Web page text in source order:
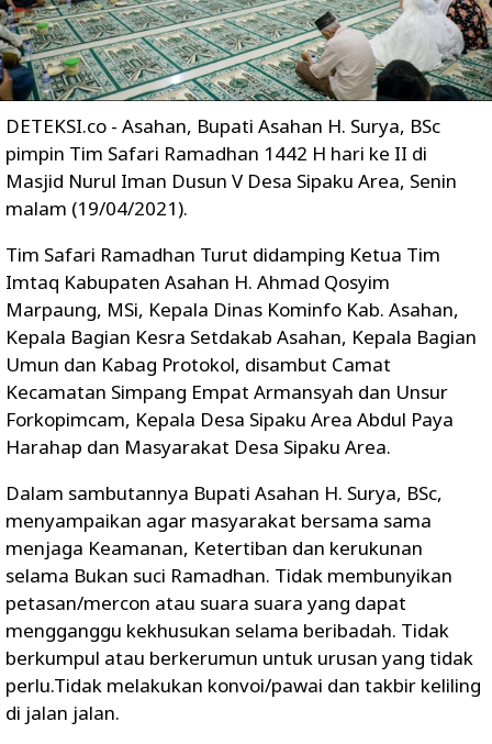
DETEKSI.co - Asahan, Bupati Asahan H. Surya, BSc
pimpin Tim Safari Ramadhan 1442 H hari ke II di
Masjid Nurul Iman Dusun V Desa Sipaku Area, Senin
malam (19/04/2021).
Tim Safari Ramadhan Turut didamping Ketua Tim
Imtaq Kabupaten Asahan H. Ahmad Qosyim
Marpaung, MSi, Kepala Dinas Kominfo Kab. Asahan,
Kepala Bagian Kesra Setdakab Asahan, Kepala Bagian
Umun dan Kabag Protokol, disambut Camat
Kecamatan Simpang Empat Armansyah dan Unsur
Forkopimcam, Kepala Desa Sipaku Area Abdul Paya
Harahap dan Masyarakat Desa Sipaku Area.
Dalam sambutannya Bupati Asahan H. Surya, BSc,
menyampaikan agar masyarakat bersama sama
menjaga Keamanan, Ketertiban dan kerukunan
selama Bukan suci Ramadhan. Tidak membunyikan
petasan/mercon atau suara suara yang dapat
mengganggu kekhusukan selama beribadah. Tidak
berkumpul atau berkerumun untuk urusan yang tidak
perlu.Tidak melakukan konvoi/pawai dan takbir keliling
di jalan jalan.